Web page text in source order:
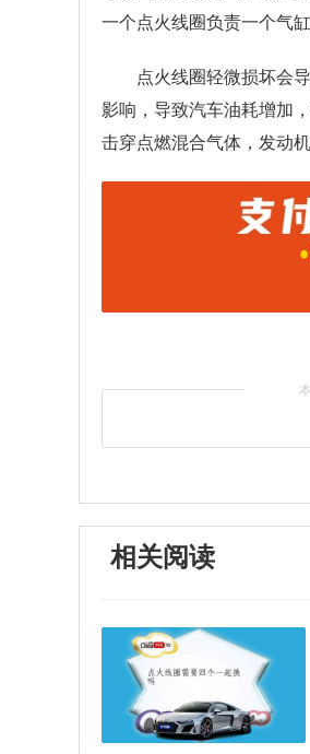
一个点火线圈负责一个气缸
点火线圈轻微损坏会
影响，导致汽车油耗增加
击穿点燃混合气体，发动
相关阅读